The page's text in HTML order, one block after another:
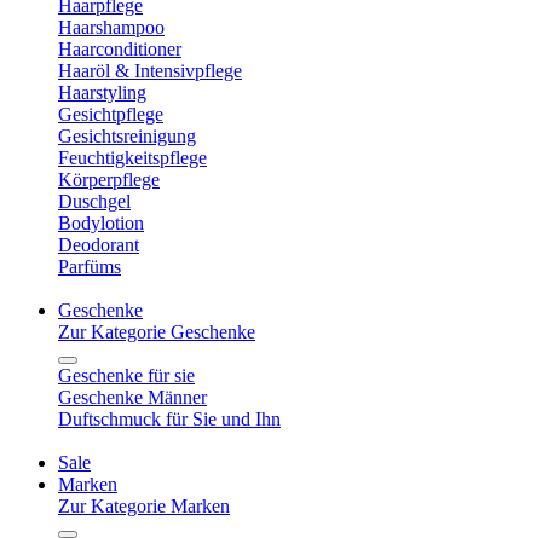
Haarpflege
Haarshampoo
Haarconditioner
Haaröl & Intensivpflege
Haarstyling
Gesichtpflege
Gesichtsreinigung
Feuchtigkeitspflege
Körperpflege
Duschgel
Bodylotion
Deodorant
Parfüms
Geschenke
Zur Kategorie Geschenke
Geschenke für sie
Geschenke Männer
Duftschmuck für Sie und Ihn
Sale
Marken
Zur Kategorie Marken